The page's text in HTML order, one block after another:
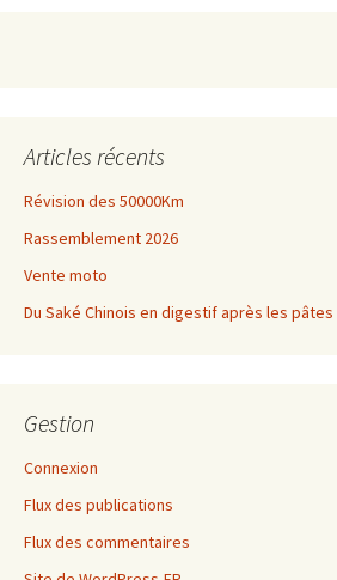
Articles récents
Révision des 50000Km
Rassemblement 2026
Vente moto
Du Saké Chinois en digestif après les
Gestion
Connexion
Flux des publications
Flux des commentaires